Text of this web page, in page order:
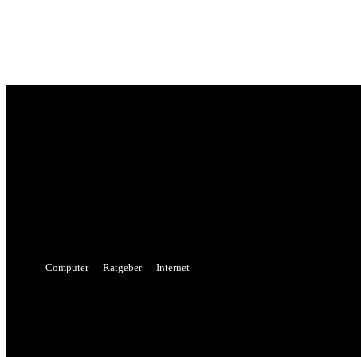
Computer Ratgeber Internet